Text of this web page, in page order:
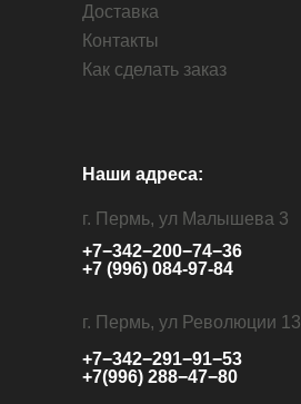
г. Пермь, ул Революции 13
г. Пермь, ул Малышева 3
+7−342−291−91−53
+7(996) 288−47−80
+7−342−200−74−36
+7 (996) 084-97-84
Наши адреса:
Доставка
Контакты
Как сделать заказ